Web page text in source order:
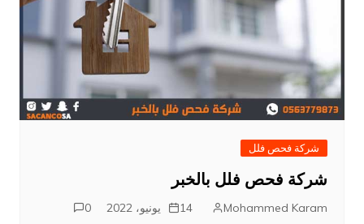
شركة فحص فلل
شركة فحص فلل بالخبر
Mohammed Karam 14 يونيو، 2022 0